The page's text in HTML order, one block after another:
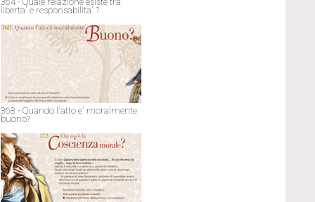
liberta' e responsabilita' ?
368 - Quando l'atto e' moralmente
buono?